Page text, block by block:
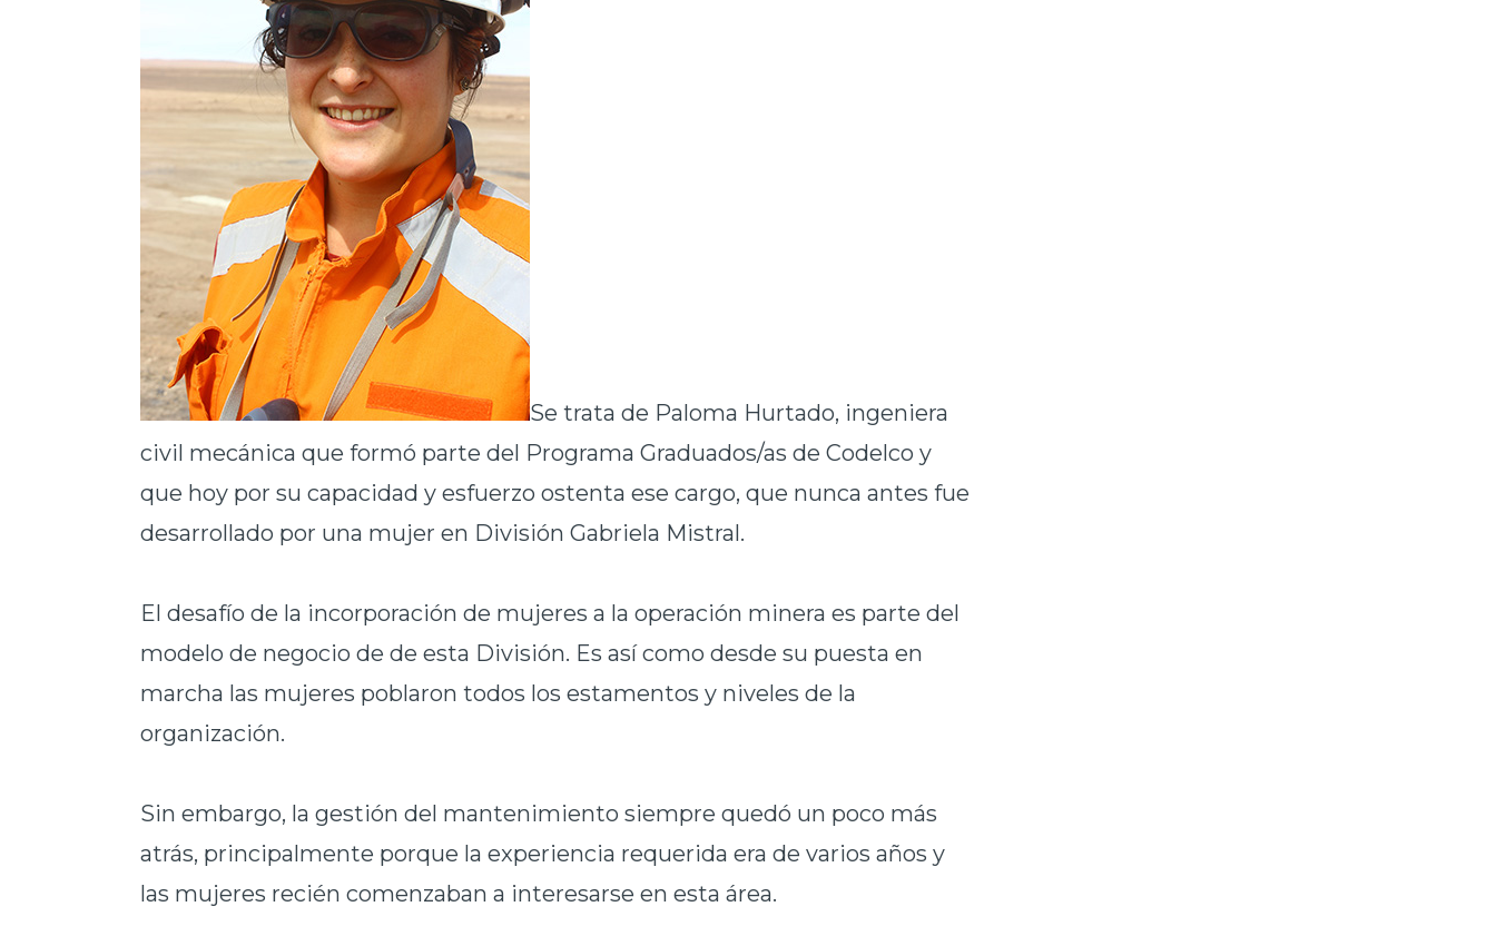
Se trata de Paloma Hurtado, ingeniera
civil mecánica que formó parte del Programa Graduados/as de Codelco y
que hoy por su capacidad y esfuerzo ostenta ese cargo, que nunca antes fue
desarrollado por una mujer en División Gabriela Mistral.
El desafío de la incorporación de mujeres a la operación minera es parte del
modelo de negocio de de esta División. Es así como desde su puesta en
marcha las mujeres poblaron todos los estamentos y niveles de la
organización.
Sin embargo, la gestión del mantenimiento siempre quedó un poco más
atrás, principalmente porque la experiencia requerida era de varios años y
las mujeres recién comenzaban a interesarse en esta área.